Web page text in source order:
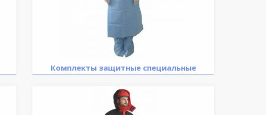
Комплекты защитные специальные